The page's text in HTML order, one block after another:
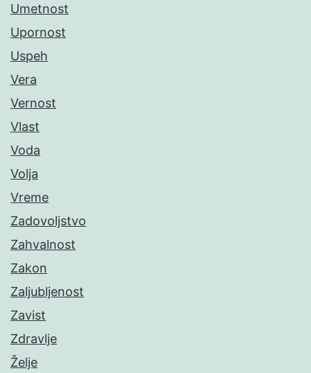
Umetnost
Upornost
Uspeh
Vera
Vernost
Vlast
Voda
Volja
Vreme
Zadovoljstvo
Zahvalnost
Zakon
Zaljubljenost
Zavist
Zdravlje
Želje